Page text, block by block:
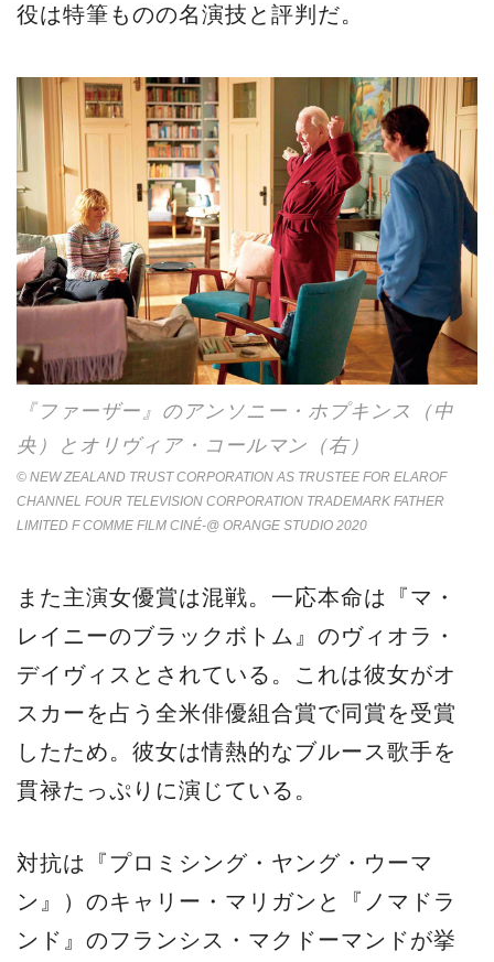
役は特筆ものの名演技と評判だ。
『ファーザー』のアンソニー・ホプキンス（中
央）とオリヴィア・コールマン（右）
© NEW ZEALAND TRUST CORPORATION AS TRUSTEE FOR ELAROF
CHANNEL FOUR TELEVISION CORPORATION TRADEMARK FATHER
LIMITED F COMME FILM CINÉ-@ ORANGE STUDIO 2020
また主演女優賞は混戦。一応本命は『マ・
レイニーのブラックボトム』のヴィオラ・
デイヴィスとされている。これは彼女がオ
スカーを占う全米俳優組合賞で同賞を受賞
したため。彼女は情熱的なブルース歌手を
貫禄たっぷりに演じている。
対抗は『プロミシング・ヤング・ウーマ
ン』）のキャリー・マリガンと『ノマドラ
ンド』のフランシス・マクドーマンドが挙